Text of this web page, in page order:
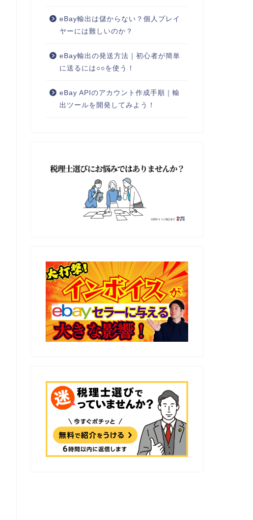
eBay輸出は儲からない？個人プレイ
ヤーには難しいのか？
eBay輸出の発送方法｜初心者が簡単
に送るには○○を使う！
eBay APIのアカウント作成手順｜輸
出ツールを開発してみよう！